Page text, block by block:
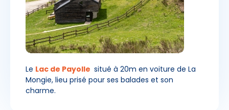
Le Lac de Payolle situé à 20m en voiture de La
Mongie, lieu prisé pour ses balades et son
charme.